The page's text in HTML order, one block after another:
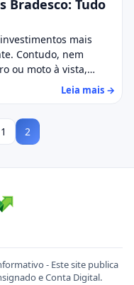
Bradesco: Tudo
mais
Contudo, nem
ou moto à vista,…
Leia mais →
1 2
- Este site publica
e Conta Digital.